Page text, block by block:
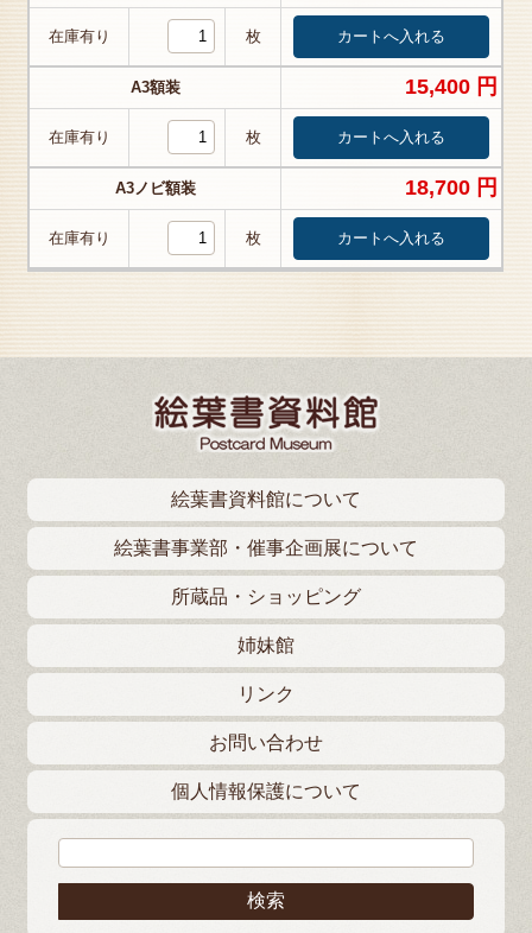
在庫有り 枚
A3額装 15,400 円
在庫有り 枚
A3ノビ額装 18,700 円
在庫有り 枚
絵葉書資料館について
絵葉書事業部・催事企画展について
所蔵品・ショッピング
姉妹館
リンク
お問い合わせ
個人情報保護について